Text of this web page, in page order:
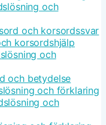
och
och korsordssvar
korsordshjälp
och
och betydelse
och förklaring
och